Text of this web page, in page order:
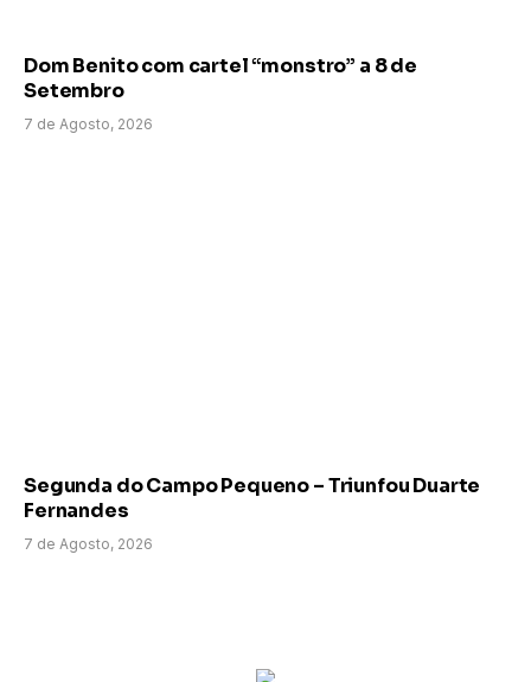
Dom Benito com cartel “monstro” a 8 de
Setembro
7 de Agosto, 2026
Segunda do Campo Pequeno – Triunfou Duarte
Fernandes
7 de Agosto, 2026